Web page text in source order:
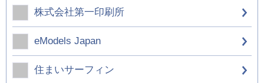
株式会社第一印刷所
eModels Japan
住まいサーフィン